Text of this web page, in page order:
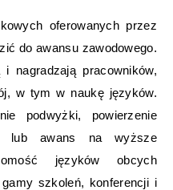
oferowanych przez
do awansu zawodowego.
nagradzają pracowników,
w tym w naukę języków.
podwyżki, powierzenie
lub awans na wyższe
języków obcych
szkoleń, konferencji i